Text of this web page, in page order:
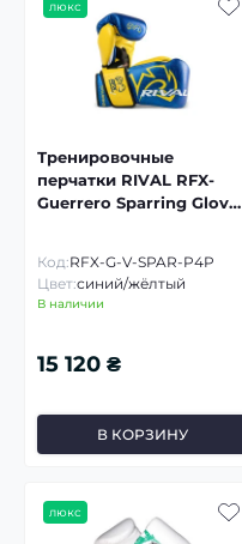
люкс
Тренировочные
перчатки RIVAL RFX-
Guerrero Sparring Gloves
Код:RFX-G-V-SPAR-P4P
Цвет:синий/жёлтый
В наличии
15 120 ₴
В КОРЗИНУ
люкс